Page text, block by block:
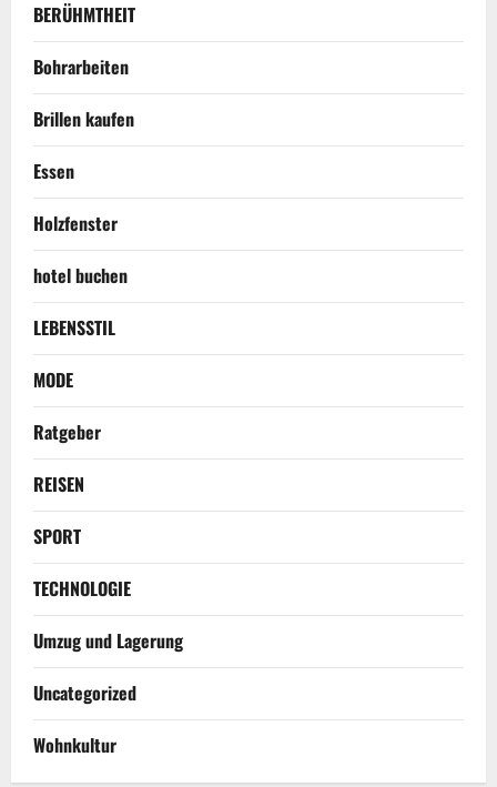
BERÜHMTHEIT
Bohrarbeiten
Brillen kaufen
Essen
Holzfenster
hotel buchen
LEBENSSTIL
MODE
Ratgeber
REISEN
SPORT
TECHNOLOGIE
Umzug und Lagerung
Uncategorized
Wohnkultur